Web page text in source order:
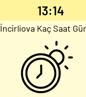
13:14
İncirliova Kaç Saat